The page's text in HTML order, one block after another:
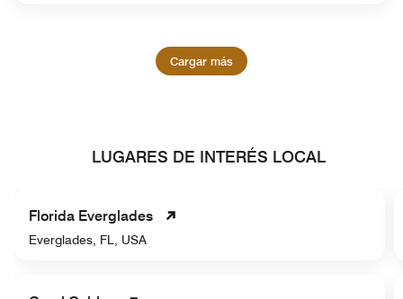
Cargar más
LUGARES DE INTERÉS LOCAL
Florida Everglades
Everglades, FL, USA